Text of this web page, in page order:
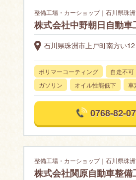
整備工場・カーショップ｜石川県珠
株式会社中野朝日自動車
石川県珠洲市上戸町南方い12
ポリマーコーティング 自走不可
ガソリン
オイル性能低下 車
0768-82-
整備工場・カーショップ｜石川県珠
株式会社関原自動車整備